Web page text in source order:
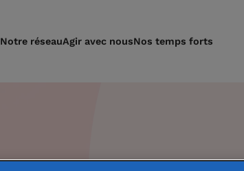
Notre réseauAgir avec nousNos temps forts